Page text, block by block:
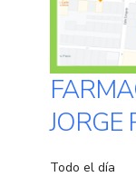
JORGE
Todo el día